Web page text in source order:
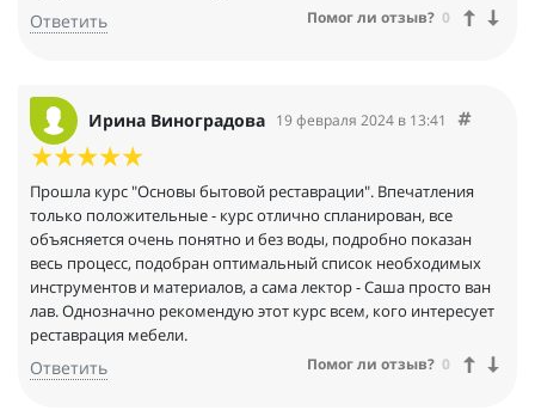
Ответить Помог ли отзыв? 0
Ирина Виноградова 19 февраля 2024 в 13:41
Прошла курс "Основы бытовой реставрации". Впечатления
только положительные - курс отлично спланирован, все
объясняется очень понятно и без воды, подробно показан
весь процесс, подобран оптимальный список необходимых
инструментов и материалов, а сама лектор - Саша просто ван
лав. Однозначно рекомендую этот курс всем, кого интересует
реставрация мебели.
Ответить Помог ли отзыв? 0